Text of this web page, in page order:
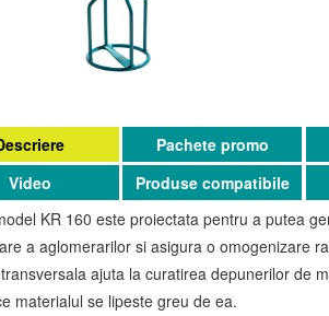
KR 160 este proiectata pentru a putea
a aglomerarilor si asigura o omogenizare
ajuta la curatirea depunerilor de
materialul se lipeste greu de ea.
Pachete promo
Video
Produse compatibile